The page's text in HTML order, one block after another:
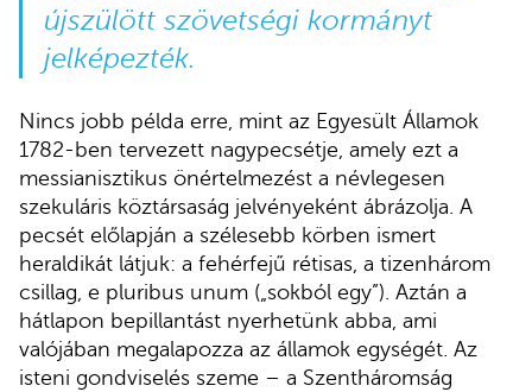
újszülött szövetségi kormányt
jelképezték.
Nincs jobb példa erre, mint az Egyesült Államok
1782-ben tervezett nagypecsétje, amely ezt a
messianisztikus önértelmezést a névlegesen
szekuláris köztársaság jelvényeként ábrázolja. A
pecsét előlapján a szélesebb körben ismert
heraldikát látjuk: a fehérfejű rétisas, a tizenhárom
csillag, e pluribus unum („sokból egy”). Aztán a
hátlapon bepillantást nyerhetünk abba, ami
valójában megalapozza az államok egységét. Az
isteni gondviselés szeme – a Szentháromság